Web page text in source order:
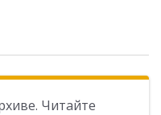
Читайте